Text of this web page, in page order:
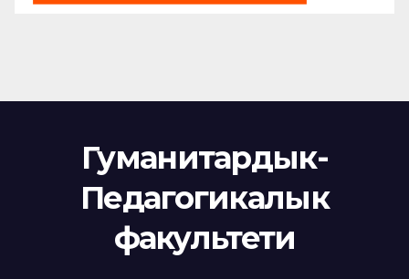
Гуманитардык-
Педагогикалык
факультети